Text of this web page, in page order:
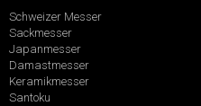
Schweizer Messer
Sackmesser
Japanmesser
Damastmesser
Keramikmesser
Santoku